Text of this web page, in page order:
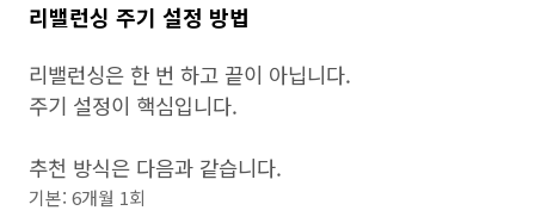
리밸런싱 주기 설정 방법
리밸런싱은 한 번 하고 끝이 아닙니다.
주기 설정이 핵심입니다.
추천 방식은 다음과 같습니다.
기본: 6개월 1회